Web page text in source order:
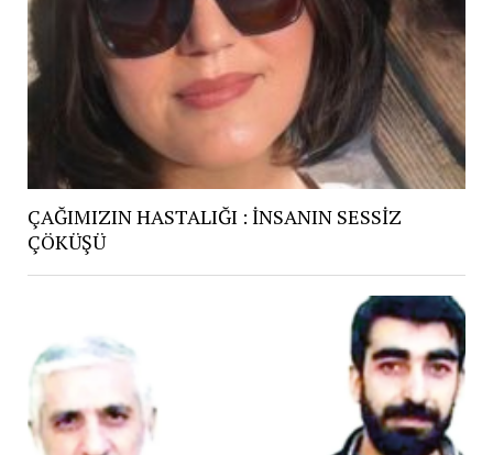
ÇAĞIMIZIN HASTALIĞI : İNSANIN SESSİZ
ÇÖKÜŞÜ